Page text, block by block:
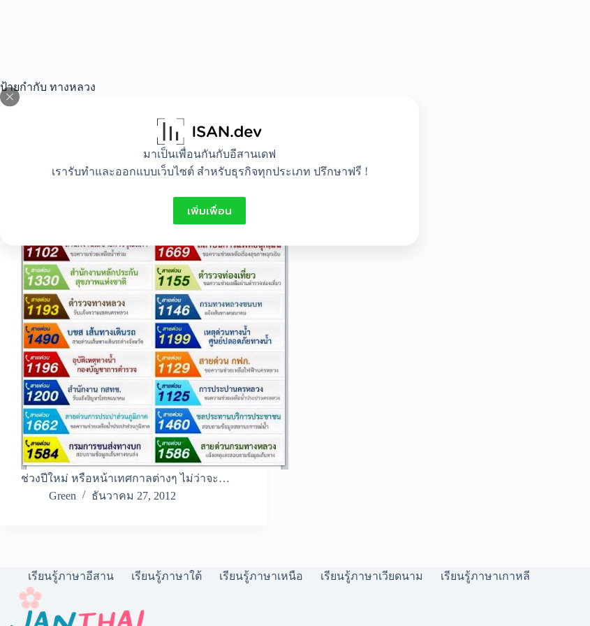
มาเป็นเพื่อนกันกับอีสานเดฟ
เรารับทำและออกแบบเว็บไซต์ สำหรับธุรกิจทุกประเภท ปรึกษาฟรี !
เพิ่มเพื่อน
ป้ายกำกับ ทางหลวง
ช่วงปีใหม่ หรือหน้าเทศกาลต่างๆ ไม่ว่าจะ…
Green
ธันวาคม 27, 2012
เรียนรู้ภาษาอีสาน เรียนรู้ภาษาใต้ เรียนรู้ภาษาเหนือ เรียนรู้ภาษาเวียดนาม เรียนรู้ภาษาเกาหลี